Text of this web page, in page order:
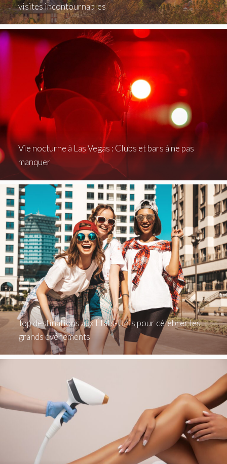
visites incontournables
Vie nocturne à Las Vegas : Clubs et bars à ne pas
manquer
Top destinations aux États-Unis pour célébrer les
grands événements